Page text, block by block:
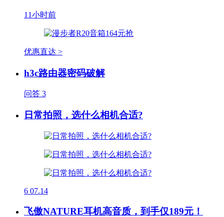
11小时前
优惠直达 >
h3c路由器密码破解
问答 3
日常拍照，选什么相机合适?
6 07.14
飞傲NATURE耳机高音质，到手仅189元！